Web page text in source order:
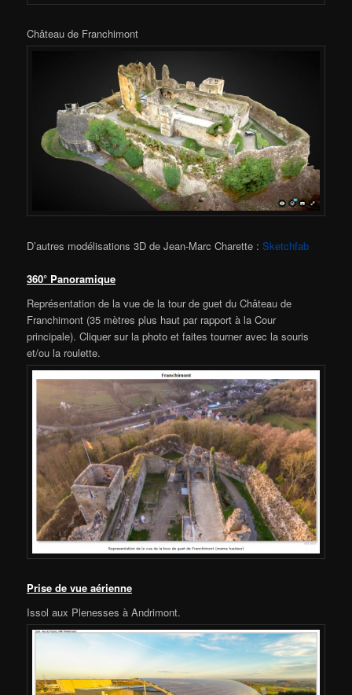
Château de Franchimont
D’autres modélisations 3D de Jean-Marc Charette :Sketchfab
360° Panoramique
Représentation de la vue de la tour de guet du Château de
Franchimont (35 mètres plus haut par rapport à la Cour
principale). Cliquer sur la photo et faites tourner avec la souris
et/ou la roulette.
Prise de vue aérienne
Issol aux Plenesses à Andrimont.